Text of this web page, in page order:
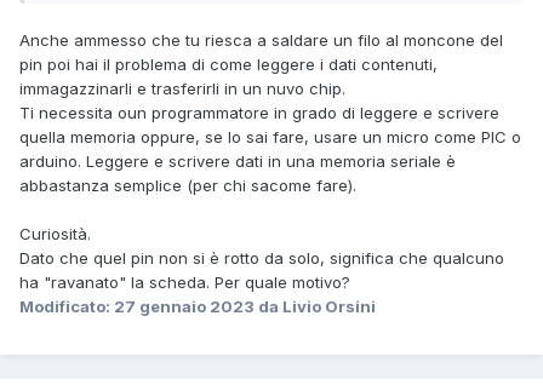
Anche ammesso che tu riesca a saldare un filo al moncone del
pin poi hai il problema di come leggere i dati contenuti,
immagazzinarli e trasferirli in un nuvo chip.
Ti necessita oun programmatore in grado di leggere e scrivere
quella memoria oppure, se lo sai fare, usare un micro come PIC o
arduino. Leggere e scrivere dati in una memoria seriale è
abbastanza semplice (per chi sacome fare).
Curiosità.
Dato che quel pin non si è rotto da solo, significa che qualcuno
ha "ravanato" la scheda. Per quale motivo?
Modificato: 27 gennaio 2023 da Livio Orsini